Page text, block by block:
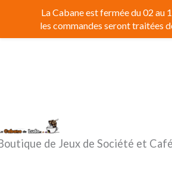
contenu
de Jeux de Société et
La Cabane est fermée du 02 au
les commandes seront traitées